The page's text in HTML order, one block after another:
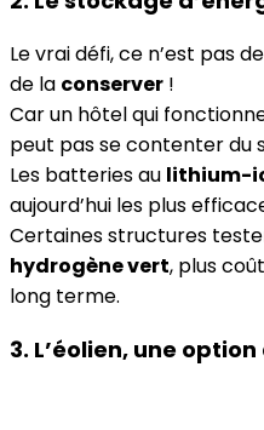
Le vrai défi, ce n’est pas
de la conserver !
Car un hôtel qui
peut pas se contenter du
Les batteries au lithium-
aujourd’hui les plus
Certaines structures
hydrogène vert, plus
long terme.
3. L’éolien, une